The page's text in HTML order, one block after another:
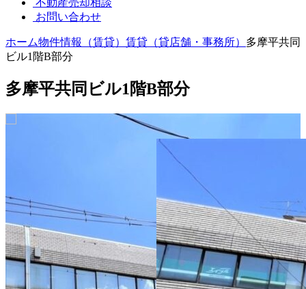
不動産売却相談
お問い合わせ
ホーム物件情報（賃貸） 賃貸（貸店舗・事務所） 多摩平共同
ビル1階B部分
多摩平共同ビル1階B部分